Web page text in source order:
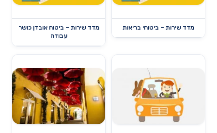
מדד שירות – ביטוחי בריאות
מדד שירות – ביטוח אובדן כושר
עבודה